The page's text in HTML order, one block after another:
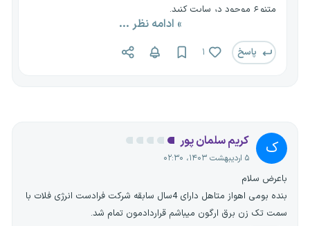
متنوع موجود در سایت کنید.
در فرایند جستجو چندین فیلتر مختلف برای سهولت جستجوی شما
قرار داده شده است. با استفاده از این فیلترها می‌توانید:
- استان و شهر
و... را به راحتی انتخاب کرده و برای موقعیت شغلی خود رزومه ارسال
کنید.
» ادامه نظر ...
پاسخ ۱
ک کریم سلمان پور
۵ اردیبهشت ۱۴۰۳، ۰۲:۳۰
باعرض سلام
بنده بومی اهواز متاهل دارای 4سال سابقه شرکت فرادست انرژی فلات با
سمت تک زن برق ارگون میباشم قراردادمون تمام شد.